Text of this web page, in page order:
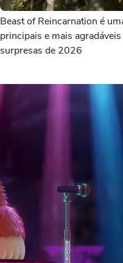
Beast of Reincarnation é
principais e mais agradáveis
surpresas de 2026